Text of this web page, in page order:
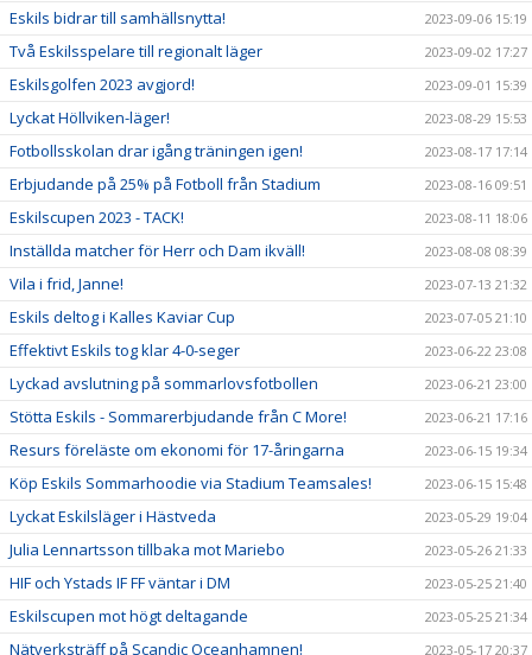
Eskils bidrar till samhällsnytta! 2023-09-06 15:19
Två Eskilsspelare till regionalt läger 2023-09-02 17:27
Eskilsgolfen 2023 avgjord! 2023-09-01 15:39
Lyckat Höllviken-läger! 2023-08-29 15:53
Fotbollsskolan drar igång träningen igen! 2023-08-17 17:14
Erbjudande på 25% på Fotboll från Stadium 2023-08-16 09:51
Eskilscupen 2023 - TACK! 2023-08-11 18:06
Inställda matcher för Herr och Dam ikväll! 2023-08-08 08:39
Vila i frid, Janne! 2023-07-13 21:32
Eskils deltog i Kalles Kaviar Cup 2023-07-05 21:10
Effektivt Eskils tog klar 4-0-seger 2023-06-22 23:08
Lyckad avslutning på sommarlovsfotbollen 2023-06-21 23:00
Stötta Eskils - Sommarerbjudande från C More! 2023-06-21 17:16
Resurs föreläste om ekonomi för 17-åringarna 2023-06-15 19:34
Köp Eskils Sommarhoodie via Stadium Teamsales! 2023-06-15 15:48
Lyckat Eskilsläger i Hästveda 2023-05-29 19:04
Julia Lennartsson tillbaka mot Mariebo 2023-05-26 21:33
HIF och Ystads IF FF väntar i DM 2023-05-25 21:40
Eskilscupen mot högt deltagande 2023-05-25 21:34
Nätverksträff på Scandic Oceanhamnen! 2023-05-17 20:37